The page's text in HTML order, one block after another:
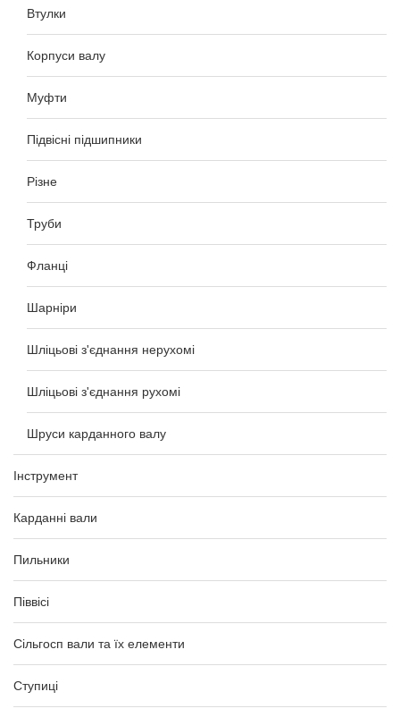
Втулки
Корпуси валу
Муфти
Підвісні підшипники
Різне
Труби
Фланці
Шарніри
Шліцьові з'єднання нерухомі
Шліцьові з'єднання рухомі
Шруси карданного валу
Інструмент
Карданні вали
Пильники
Піввісі
Сільгосп вали та їх елементи
Ступиці